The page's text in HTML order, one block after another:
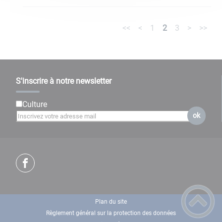
<< < 1 2 3 > >>
S'inscrire à notre newsletter
Culture
ok
Plan du site
Règlement général sur la protection des données